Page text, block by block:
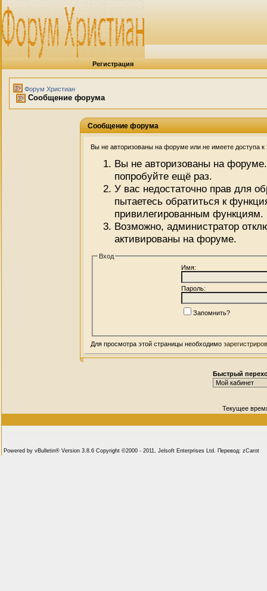
Регистрация
Форум Христиан
Сообщение форума
Сообщение форума
Вы не авторизованы на форуме или не имеете доступа к
Вы не авторизованы на
попробуйте ещё раз.
У вас недостаточно прав для
пытаетесь обратиться к
привилегированным функциям.
Возможно, администратор
активированы на форуме.
Вход
Имя:
Пароль:
Запомнить?
Для просмотра этой страницы необходимо
Быстрый
Текущее
Powered by vBulletin® Version 3.8.6 Copyright ©2000 - 2011, Jelsoft Enterprises Ltd. Перевод: zCarot